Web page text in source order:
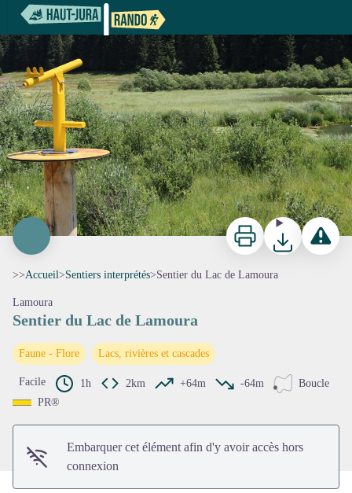
Sentier du Lac de Lamoura
Sentier du Lac de Lamoura -
Voir l'image en plein écran
ImprimerTéléchargerSignaler
>>Accueil>Sentiers interprétés>Sentier du Lac de Lamoura
Lamoura
Sentier du Lac de Lamoura
Faune - Flore Lacs, rivières et cascades
Facile 1h 2km +64m -64m
Boucle
PR®
Embarquer cet élément afin d'y avoir accès hors
connexion